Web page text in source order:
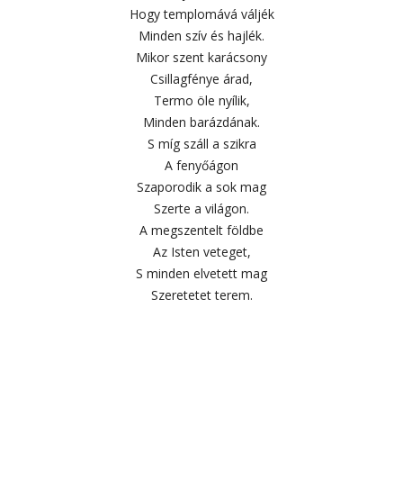
Hogy templomává váljék
Minden szív és hajlék.
Mikor szent karácsony
Csillagfénye árad,
Termo öle nyílik,
Minden barázdának.
S míg száll a szikra
A fenyőágon
Szaporodik a sok mag
Szerte a világon.
A megszentelt földbe
Az Isten veteget,
S minden elvetett mag
Szeretetet terem.